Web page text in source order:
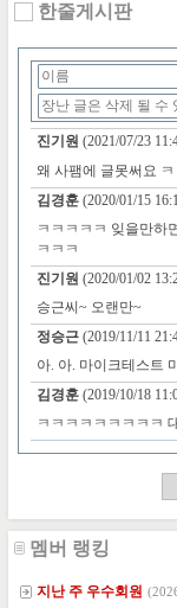
한줄게시판
멤버 랭킹
지난 주 우수회원